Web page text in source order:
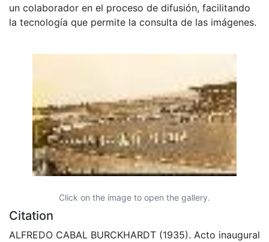
un colaborador en el proceso de difusión, facilitando
la tecnología que permite la consulta de las imágenes.
Click on the image to open the gallery.
Citation
ALFREDO CABAL BURCKHARDT (1935). Acto inaugural